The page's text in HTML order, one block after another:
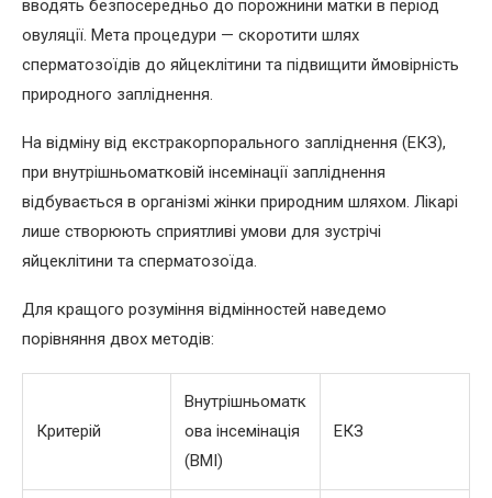
вводять безпосередньо до порожнини матки в період
овуляції. Мета процедури — скоротити шлях
сперматозоїдів до яйцеклітини та підвищити ймовірність
природного запліднення.
На відміну від екстракорпорального запліднення (ЕКЗ),
при внутрішньоматковій інсемінації запліднення
відбувається в організмі жінки природним шляхом. Лікарі
лише створюють сприятливі умови для зустрічі
яйцеклітини та сперматозоїда.
Для кращого розуміння відмінностей наведемо
порівняння двох методів:
Критерій
Внутрішньоматк
ова інсемінація
(ВМІ)
ЕКЗ